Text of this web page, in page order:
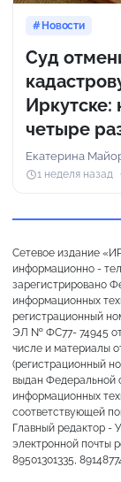
Новости
Суд
Иркутске:
четыре
Екатерина
1 неделя назад
Сетевое издание
информационно -
зарегистрировано
информационных
регистрационный
ЭЛ № ФС77- 74945 от
числе и материалы
(регистрационный
выдан Федеральной
информационных
соответствующей
Главный редактор -
электронной почты
89501301335,